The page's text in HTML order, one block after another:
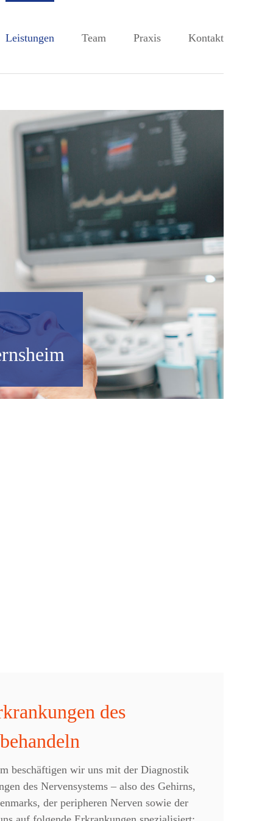
Leistungen Team Praxis Kontakt
des
beschäftigen wir uns mit der Diagnostik
des Nervensystems – also des Gehirns,
der peripheren Nerven sowie der